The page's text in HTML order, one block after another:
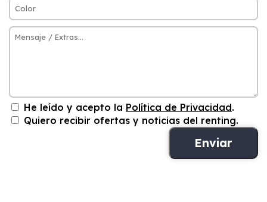
He leído y acepto la Política de Privacidad.
Quiero recibir ofertas y noticias del renting.